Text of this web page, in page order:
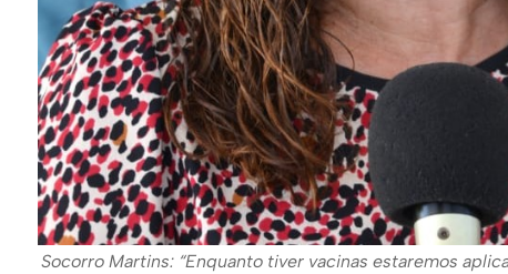
Socorro Martins: “Enquanto tiver vacinas estaremos